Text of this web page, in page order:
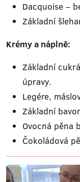
Dacquoise –
Základní
Krémy a náplně:
Základní
úpravy.
Legére,
Základní
Ovocná pěna
Čokoládová